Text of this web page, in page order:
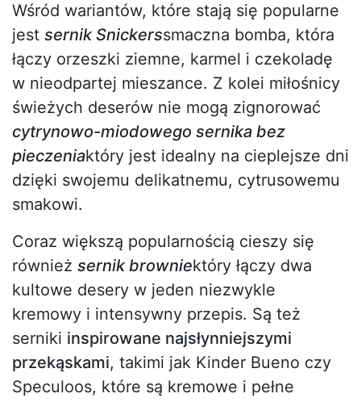
Wśród wariantów, które stają się popularne
jest sernik Snickerssmaczna bomba, która
łączy orzeszki ziemne, karmel i czekoladę
w nieodpartej mieszance. Z kolei miłośnicy
świeżych deserów nie mogą zignorować
cytrynowo-miodowego sernika bez
pieczeniaktóry jest idealny na cieplejsze dni
dzięki swojemu delikatnemu, cytrusowemu
smakowi.
Coraz większą popularnością cieszy się
również sernik browniektóry łączy dwa
kultowe desery w jeden niezwykle
kremowy i intensywny przepis. Są też
serniki inspirowane najsłynniejszymi
przekąskami, takimi jak Kinder Bueno czy
Speculoos, które są kremowe i pełne